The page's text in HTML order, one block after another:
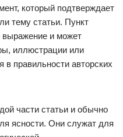
который подтверждает
тему статьи. Пункт
выражение и может
иллюстрации или
в правильности авторских
части статьи и обычно
ясности. Они служат для